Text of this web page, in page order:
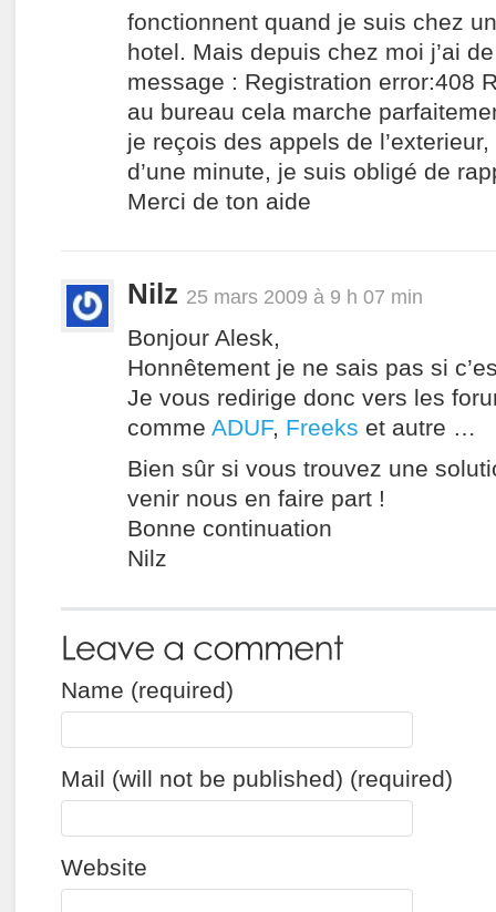
fonctionnent quand je suis chez
hotel. Mais depuis chez moi j’ai
message : Registration error:408
au bureau cela marche
je reçois des appels de
d’une minute, je suis obligé de
Merci de ton aide
Nilz 25 mars 2009 à 9 h 07 min
Bonjour Alesk,
Honnêtement je ne sais pas si
Je vous redirige donc vers les
comme ADUF, Freeks et autre …
Bien sûr si vous trouvez une
venir nous en faire part !
Bonne continuation
Nilz
Name (required)
Mail (will not be published) (required)
Website